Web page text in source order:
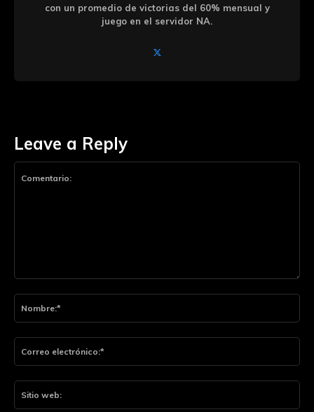
Leave a Reply
con un promedio de victorias del 60% mensual y
juego en el servidor NA.